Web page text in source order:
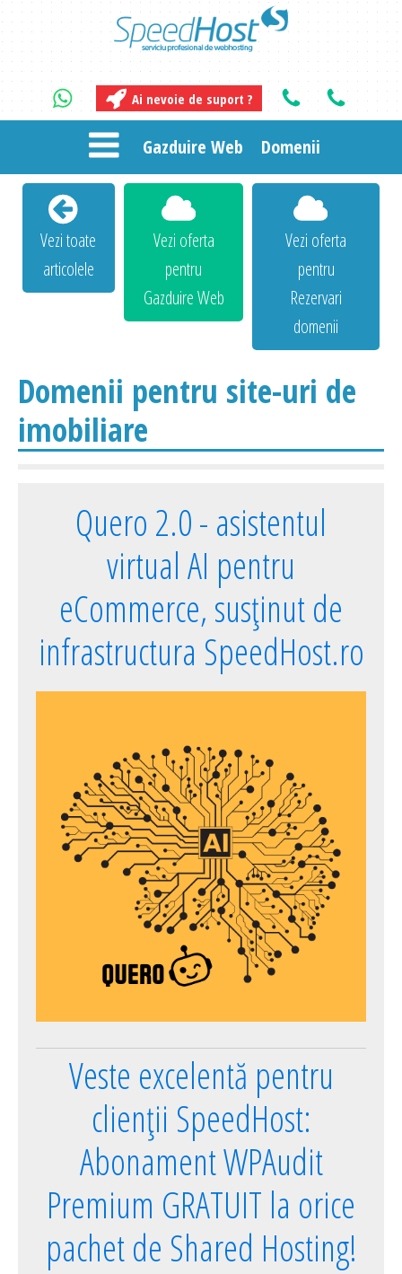
Ai nevoie de suport ?
Gazduire Web Domenii
Vezi toate
articolele
Vezi oferta
pentru
Gazduire Web
Vezi oferta
pentru
Rezervari
domenii
Domenii pentru site-uri de
imobiliare
Quero 2.0 - asistentul
virtual AI pentru
eCommerce, susținut de
infrastructura SpeedHost.ro
Veste excelentă pentru
clienții SpeedHost:
Abonament WPAudit
Premium GRATUIT la orice
pachet de Shared Hosting!